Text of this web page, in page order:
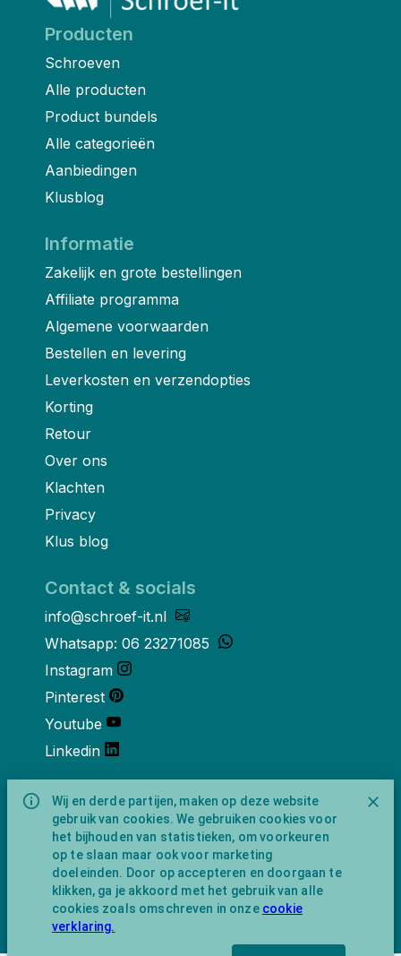
Wij en derde partijen, maken op deze website
gebruik van cookies. We gebruiken cookies voor
het bijhouden van statistieken, om voorkeuren
op te slaan maar ook voor marketing
doeleinden. Door op accepteren en doorgaan te
klikken, ga je akkoord met het gebruik van alle
cookies zoals omschreven in onze cookie
verklaring.
Producten
Schroeven
Alle producten
Product bundels
Alle categorieën
Aanbiedingen
Klusblog
Informatie
Zakelijk en grote bestellingen
Affiliate programma
Algemene voorwaarden
Bestellen en levering
Leverkosten en verzendopties
Korting
Retour
Over ons
Klachten
Privacy
Klus blog
Contact & socials
info@schroef-it.nl
Whatsapp: 06 23271085
Instagram
Pinterest
Youtube
Linkedin
Over ons
Schroef-it is een handelsnaam van
NewFeather B.V. geregisteerd onder KVK
nummer 91702593 met BTW-
identificatienummer NL865743009B01.
Postadres Amsterdamseweg 91 1422 AC
Uithoorn (geen bezoekadres).